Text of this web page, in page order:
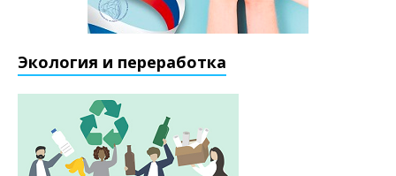
Экология и переработка